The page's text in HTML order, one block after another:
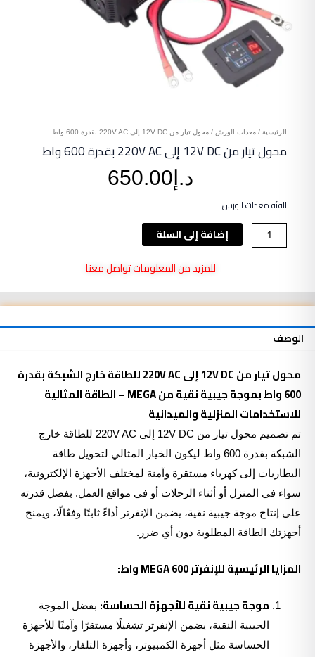
الرئيسية / معدات الورش / محول تيار من 12V DC إلى 220V AC بقدرة 600 واط
محول تيار من 12V DC إلى 220V AC بقدرة 600 واط
د.إ650.00
الفئةمعدات الورش
كمية
محول
12V
DC
إلى
220V
بقدرة
600
واط
إضافة إلى السلة
للمزيد من المعلومات تواصل معنا
الوصف
محول تيار من 12V DC إلى 220VAC للطاقة خارج الشبكة بقدرة
600
واط بموجة جيبية نقية من MEGA – الطاقة المثالية
للاستخدامات المنزلية والميدانية
تم تصميم محول تيار من 12V DC إلى 220V AC للطاقة خارج
الشبكة بقدرة 600 واط ليكون الخيار المثالي لتحويل طاقة
البطاريات إلى كهرباء مستقرة وآمنة لمختلف الأجهزة الإلكترونية،
سواء في المنزل أو أثناء الرحلات أو في مواقع العمل. بفضل قدرته
على إنتاج موجة جيبية نقية، يضمن الإنفرتر أداءً ثابتًا وفعّالًا، ويمنح
أجهزتك الطاقة المطلوبة دون أي ضرر.
المزايا الرئيسية للإنفرتر MEGA 600 واط:
موجة جيبية نقية للأجهزة الحساسة: بفضل الموجة
الجيبية النقية، يضمن الإنفرتر تشغيلًا مستقرًا وآمنًا للأجهزة
الحساسة مثل أجهزة الكمبيوتر، وأجهزة التلفاز، والأجهزة